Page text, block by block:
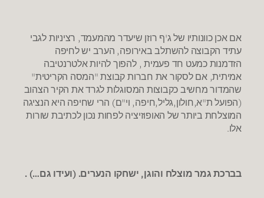
אם אכן כוונותיו של ג'ף רוזן שיעדר מהמעמד, רציניות לגבי
עתיד הקבוצה להשתלב באירופה, הערב יש לחיפה
הזדמנות כמעט חד פעמית , להפוך להיות אלטרנטיבה
אמיתית, אם לסקור את חברות קבוצת "המסה הקריטית"
שהמדור מחשיב כקבוצות המסוגלות לגרד את הקיר הצהוב
(הפועל ת"א,חולון,גליל,חיפה, וי"ם) הרי שחיפה היא הנציגה
המוצלחת ביותר של האופוזיציה לפחות נכון לכתיבת שורות
אלו.
בברכת גמר מוצלח והוגן, ישחקו הנערים. (ועידו גם…) .